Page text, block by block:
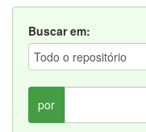
Buscar em:
por